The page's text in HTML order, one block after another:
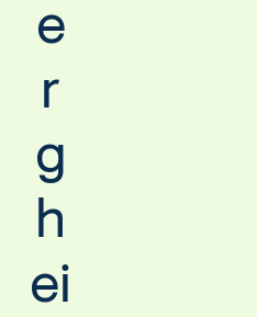
e
r
g
h
ei